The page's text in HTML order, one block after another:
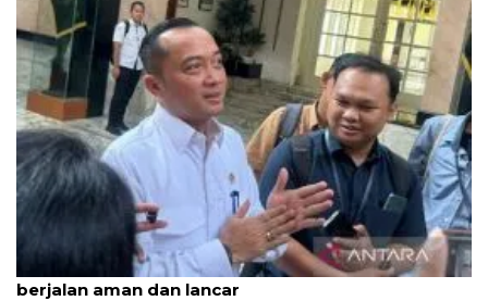
Istana: Pemerintah kerja keras pastikan mudik
berjalan aman dan lancar